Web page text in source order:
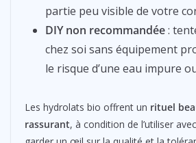
partie peu visible de votre
DIY non recommandée:
chez soi sans équipement
le risque d’une eau impure
Les hydrolats bio offrent un rituel
rassurant, à condition de l’utiliser avec